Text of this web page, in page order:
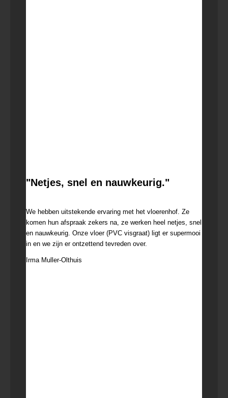
"Netjes, snel en nauwkeurig."
We hebben uitstekende ervaring met het vloerenhof. Ze
komen hun afspraak zekers na, ze werken heel netjes, snel
en nauwkeurig. Onze vloer (PVC visgraat) ligt er supermooi
in en we zijn er ontzettend tevreden over.
Irma Muller-Olthuis